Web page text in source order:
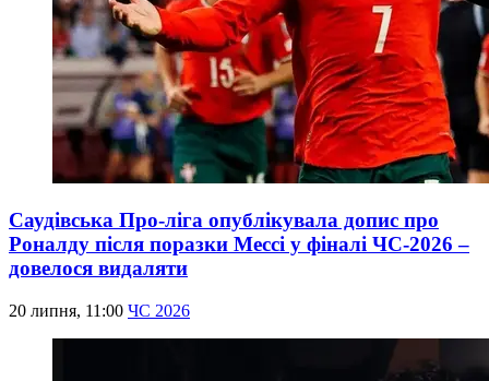
Саудівська Про-ліга опублікувала допис про
Роналду після поразки Мессі у фіналі ЧС-2026 –
довелося видаляти
20 липня, 11:00 ЧС 2026